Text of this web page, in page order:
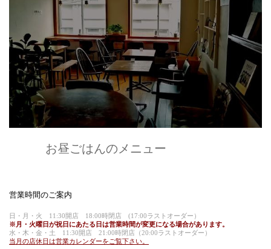
お昼ごはんのメニュー
営業時間のご案内
日・月・ 火 11:30開店 18:00時閉店 (17:00ラストオーダー）
※月・火曜日が祝日にあたる日は営業時間が変更になる場合があります。
水・木・金・土 11:30開店 21:00時閉店（20:00ラストオーダー）
当月の店休日は営業カレンダーをご覧下さい。